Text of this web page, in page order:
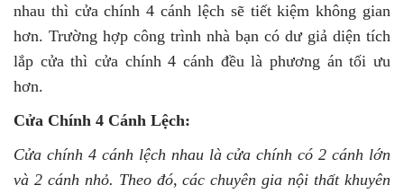
nhau thì cửa chính 4 cánh lệch sẽ tiết kiệm không gian
hơn. Trường hợp công trình nhà bạn có dư giả diện tích
lắp cửa thì cửa chính 4 cánh đều là phương án tối ưu
hơn.
Cửa Chính 4 Cánh Lệch:
Cửa chính 4 cánh lệch nhau là cửa chính có 2 cánh lớn
và 2 cánh nhỏ. Theo đó, các chuyên gia nội thất khuyên